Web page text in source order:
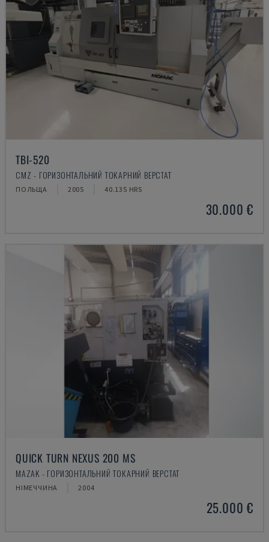
TBI-520
CMZ - ГОРИЗОНТАЛЬНИЙ ТОКАРНИЙ ВЕРСТАТ
ПОЛЬЩА 2005 40.135 HRS
30.000 €
QUICK TURN NEXUS 200 MS
MAZAK - ГОРИЗОНТАЛЬНИЙ ТОКАРНИЙ ВЕРСТАТ
НІМЕЧЧИНА 2004
25.000 €